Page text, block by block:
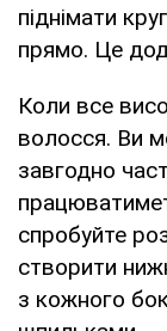
піднімати
прямо. Це
Коли все
волосся. Ви
завгодно
спробуйте
створити
з кожного